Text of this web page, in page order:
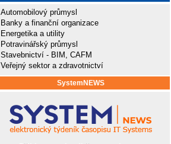
Automobilový průmysl
Banky a finanční organizace
Energetika a utility
Potravinářský průmysl
Stavebnictví - BIM, CAFM
Veřejný sektor a zdravotnictví
SystemNEWS